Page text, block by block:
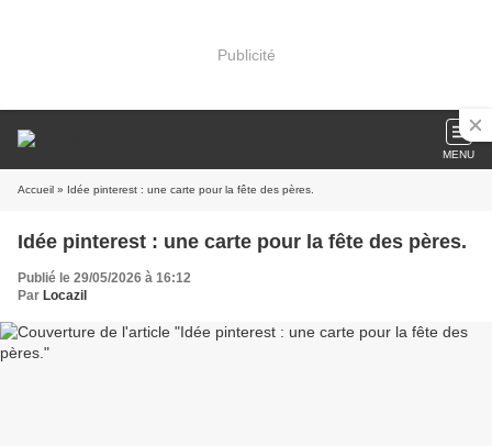
Publicité
MENU
Accueil » Idée pinterest : une carte pour la fête des pères.
Idée pinterest : une carte pour la fête des pères.
Publié le 29/05/2026 à 16:12
Par Locazil